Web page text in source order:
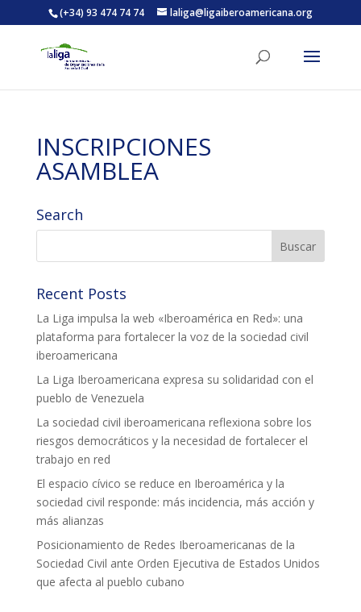
(+34) 93 474 74 74 laliga@ligaiberoamericana.org
INSCRIPCIONES
ASAMBLEA
Search
Recent Posts
La Liga impulsa la web «Iberoamérica en Red»: una
plataforma para fortalecer la voz de la sociedad civil
iberoamericana
La Liga Iberoamericana expresa su solidaridad con el
pueblo de Venezuela
La sociedad civil iberoamericana reflexiona sobre los
riesgos democráticos y la necesidad de fortalecer el
trabajo en red
El espacio cívico se reduce en Iberoamérica y la
sociedad civil responde: más incidencia, más acción y
más alianzas
Posicionamiento de Redes Iberoamericanas de la
Sociedad Civil ante Orden Ejecutiva de Estados Unidos
que afecta al pueblo cubano
ACTIVITATS D'ESTIU
MÓN ESCOLAR
ALBERG CENTRE ESPLAI
FORMACIÓ
CASES DE COLÒNIES
ACCIÓ SOCIAL I JOVES
ESPLAIS
SUPORT TERCER SECTOR